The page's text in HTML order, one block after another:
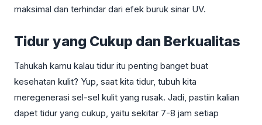
maksimal dan terhindar dari efek buruk sinar UV.
Tidur yang Cukup dan Berkualitas
Tahukah kamu kalau tidur itu penting banget buat
kesehatan kulit? Yup, saat kita tidur, tubuh kita
meregenerasi sel-sel kulit yang rusak. Jadi, pastiin kalian
dapet tidur yang cukup, yaitu sekitar 7-8 jam setiap